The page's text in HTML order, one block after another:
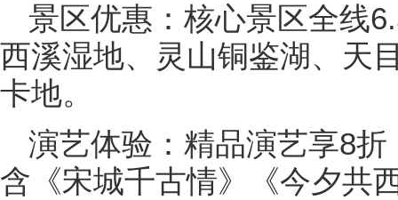
景区优惠：核心景区全线
西溪湿地、灵山铜鉴湖、天
卡地。
演艺体验：精品演艺享8
含《宋城千古情》《今夕共